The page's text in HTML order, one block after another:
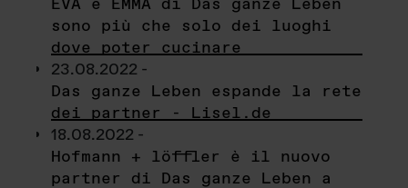
sono più che solo dei luoghi
dove poter cucinare
23.08.2022 -
Das ganze Leben espande la rete
dei partner - Lisel.de
18.08.2022 -
Hofmann + löffler è il nuovo
partner di Das ganze Leben a